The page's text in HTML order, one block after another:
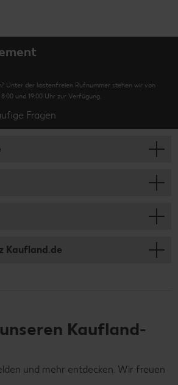
Unter der kostenfreien Rufnummer stehen wir von
und 19:00 Uhr zur Verfügung.
Fragen
Kaufland.de
Kaufland-
und mehr entdecken. Wir freuen